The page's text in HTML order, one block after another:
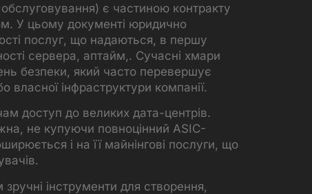
є частиною контракту
У цьому документі юридично
послуг, що надаються, в першу
сервера, аптайм,. Сучасні хмари
безпеки, який часто перевершує
власної інфраструктури компанії.
доступ до великих дата-центрів.
не купуючи повноцінний ASIC-
і на її майнінгові послуги, що
інструменти для створення,